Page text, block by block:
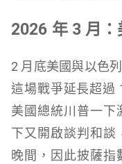
2026 年 3 月
2 月底美國與以色
這場戰爭延長超過
美國總統川普一下
下又開啟談判和談
晚間，因此披薩指